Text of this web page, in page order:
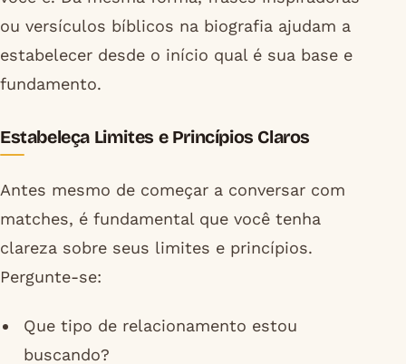
ou versículos bíblicos na biografia ajudam a
estabelecer desde o início qual é sua base e
fundamento.
Estabeleça Limites e Princípios Claros
Antes mesmo de começar a conversar com
matches, é fundamental que você tenha
clareza sobre seus limites e princípios.
Pergunte-se:
Que tipo de relacionamento estou
buscando?